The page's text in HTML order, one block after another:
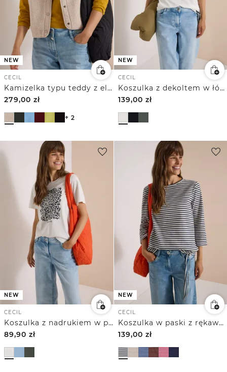
NEW
CECIL
Kamizelka typu teddy z elementami z tkaniny softshell
279,00 zł
+ 2
NEW
CECIL
Koszulka z dekoltem w łódkę i lamówką w panterkę
139,00 zł
NEW
CECIL
Koszulka z nadrukiem w panterkę
89,90 zł
NEW
CECIL
Koszulka w paski z rękawem 3/4 i okrągłym dekoltem
139,00 zł